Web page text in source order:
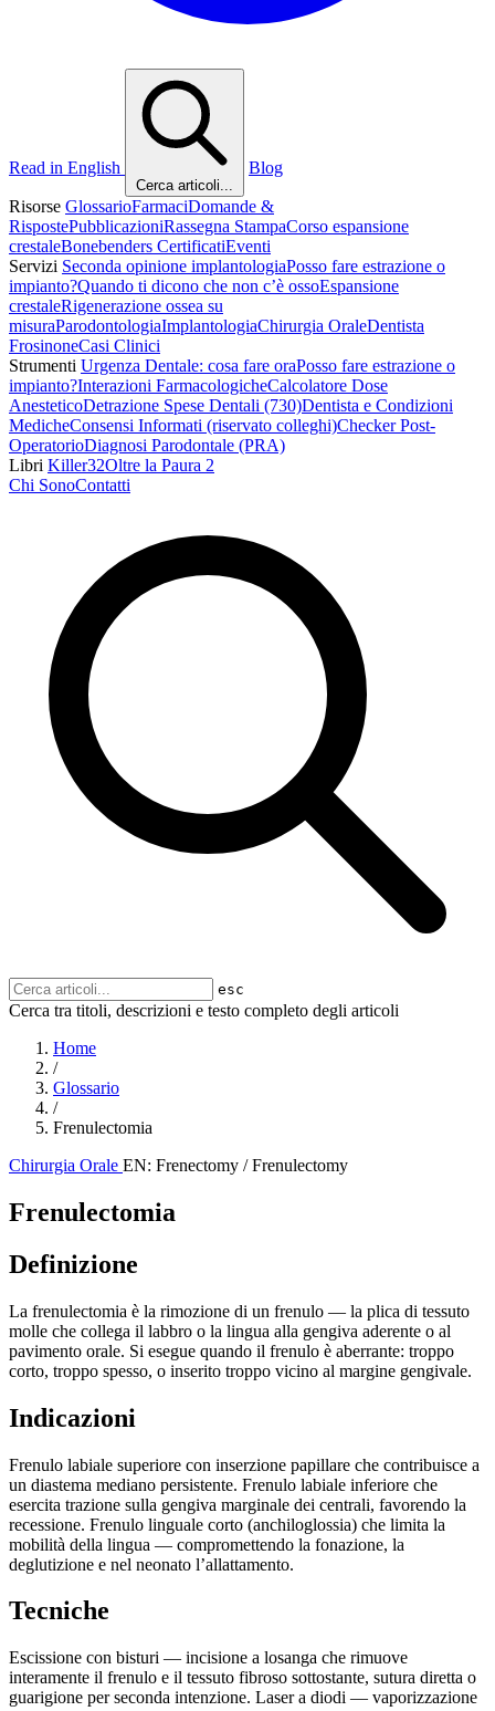
Read in English
Cerca articoli...
Blog
Risorse GlossarioFarmaciDomande &
RispostePubblicazioniRassegna StampaCorso espansione
crestaleBonebenders CertificatiEventi
Servizi Seconda opinione implantologiaPosso fare estrazione o
impianto?Quando ti dicono che non c’è ossoEspansione
crestaleRigenerazione ossea su
misuraParodontologiaImplantologiaChirurgia OraleDentista
FrosinoneCasi Clinici
Strumenti Urgenza Dentale: cosa fare oraPosso fare estrazione o
impianto?Interazioni FarmacologicheCalcolatore Dose
AnesteticoDetrazione Spese Dentali (730)Dentista e Condizioni
MedicheConsensi Informati (riservato colleghi)Checker Post-
OperatorioDiagnosi Parodontale (PRA)
Libri Killer32Oltre la Paura 2
Chi SonoContatti
esc
Cerca tra titoli, descrizioni e testo completo degli articoli
Home
/
Glossario
/
Frenulectomia
Chirurgia Orale EN: Frenectomy / Frenulectomy
Frenulectomia
Definizione
La frenulectomia è la rimozione di un frenulo — la plica di tessuto
molle che collega il labbro o la lingua alla gengiva aderente o al
pavimento orale. Si esegue quando il frenulo è aberrante: troppo
corto, troppo spesso, o inserito troppo vicino al margine gengivale.
Indicazioni
Frenulo labiale superiore con inserzione papillare che contribuisce a
un diastema mediano persistente. Frenulo labiale inferiore che
esercita trazione sulla gengiva marginale dei centrali, favorendo la
recessione. Frenulo linguale corto (anchiloglossia) che limita la
mobilità della lingua — compromettendo la fonazione, la
deglutizione e nel neonato l’allattamento.
Tecniche
Escissione con bisturi — incisione a losanga che rimuove
interamente il frenulo e il tessuto fibroso sottostante, sutura diretta o
guarigione per seconda intenzione. Laser a diodi — vaporizzazione